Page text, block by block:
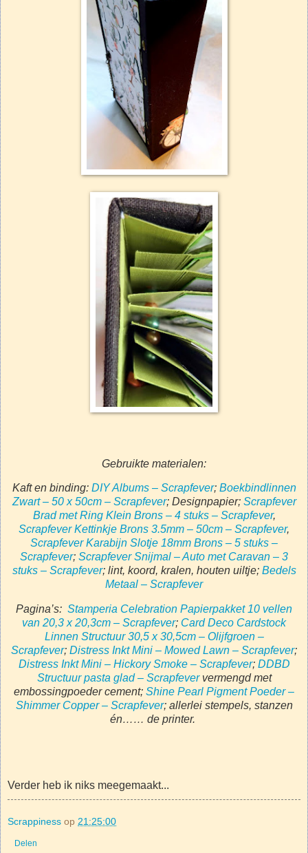
Gebruikte materialen:
Kaft en binding: DIY Albums – Scrapfever; Boekbindlinnen
Zwart – 50 x 50cm – Scrapfever; Designpapier; Scrapfever
Brad met Ring Klein Brons – 4 stuks – Scrapfever,
Scrapfever Kettinkje Brons 3.5mm – 50cm – Scrapfever,
Scrapfever Karabijn Slotje 18mm Brons – 5 stuks –
Scrapfever; Scrapfever Snijmal – Auto met Caravan – 3
stuks – Scrapfever; lint, koord, kralen, houten uiltje; Bedels
Metaal – Scrapfever
Pagina’s: Stamperia Celebration Papierpakket 10 vellen
van 20,3 x 20,3cm – Scrapfever; Card Deco Cardstock
Linnen Structuur 30,5 x 30,5cm – Olijfgroen –
Scrapfever; Distress Inkt Mini – Mowed Lawn – Scrapfever;
Distress Inkt Mini – Hickory Smoke – Scrapfever; DDBD
Structuur pasta glad – Scrapfeververmengd met
embossingpoeder cement; Shine Pearl Pigment Poeder –
Shimmer Copper – Scrapfever; allerlei stempels, stanzen
én…… de printer.
Verder heb ik niks meegemaakt...
Scrappiness op 21:25:00
Delen